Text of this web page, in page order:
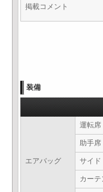
掲載コメント
装備
エアバッグ
運転席
助手席
サイド
カーテ